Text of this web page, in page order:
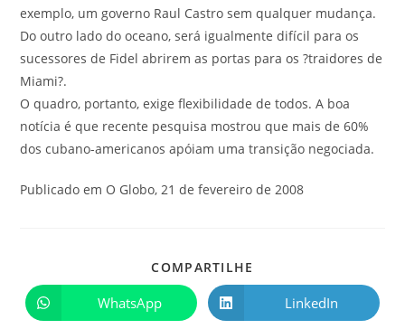
exemplo, um governo Raul Castro sem qualquer mudança.
Do outro lado do oceano, será igualmente difícil para os
sucessores de Fidel abrirem as portas para os ?traidores de
Miami?.
O quadro, portanto, exige flexibilidade de todos. A boa
notícia é que recente pesquisa mostrou que mais de 60%
dos cubano-americanos apóiam uma transição negociada.
Publicado em O Globo, 21 de fevereiro de 2008
COMPARTILHE
WhatsApp LinkedIn